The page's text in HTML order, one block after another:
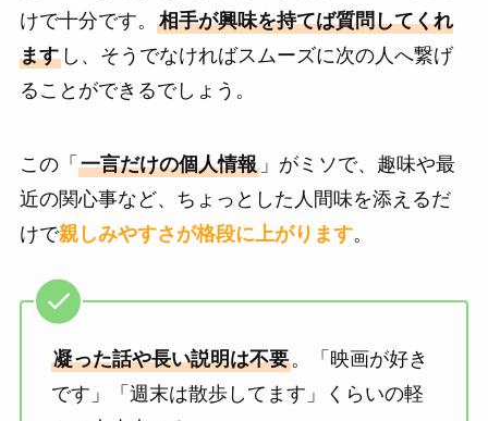
けで十分です。 相手が興味を持てば質問してくれ
ますし、そうでなければスムーズに次の人へ繋げ
ることができるでしょう。
この「 一言だけの個人情報」がミソで、趣味や最
近の関心事など、ちょっとした人間味を添えるだ
けで親しみやすさが格段に上がります。
凝った話や長い説明は不要。「映画が好き
です」「週末は散歩してます」くらいの軽